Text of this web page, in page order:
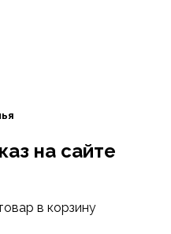
на сайте
в корзину